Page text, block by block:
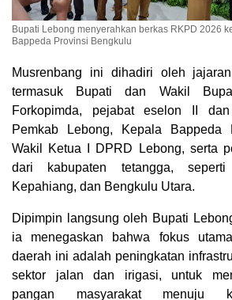
Bupati Lebong menyerahkan berkas RKPD 2026
Bappeda Provinsi Bengkulu
Musrenbang ini dihadiri oleh
termasuk Bupati dan Wakil
Forkopimda, pejabat eselon II
Pemkab Lebong, Kepala Bappeda
Wakil Ketua I DPRD Lebong, serta
dari kabupaten tetangga,
Kepahiang, dan Bengkulu Utara.
Dipimpin langsung oleh Bupati
ia menegaskan bahwa fokus
daerah ini adalah peningkatan
sektor jalan dan irigasi, untuk
pangan masyarakat menuju